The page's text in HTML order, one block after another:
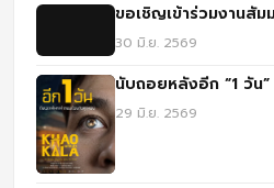
ขอเชิญเข้าร่วมงานสัม
30 มิ.ย. 2569
นับถอยหลังอีก “1 วัน”
29 มิ.ย. 2569